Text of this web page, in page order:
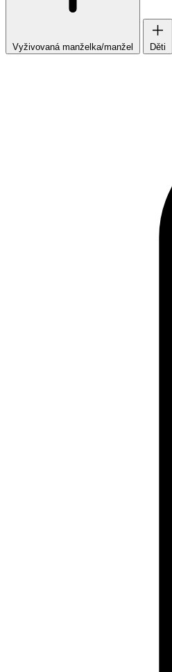
Vyživovaná manželka/manžel Děti